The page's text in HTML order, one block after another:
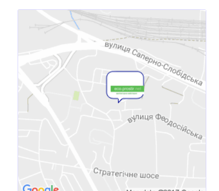
Посилання для мобільних